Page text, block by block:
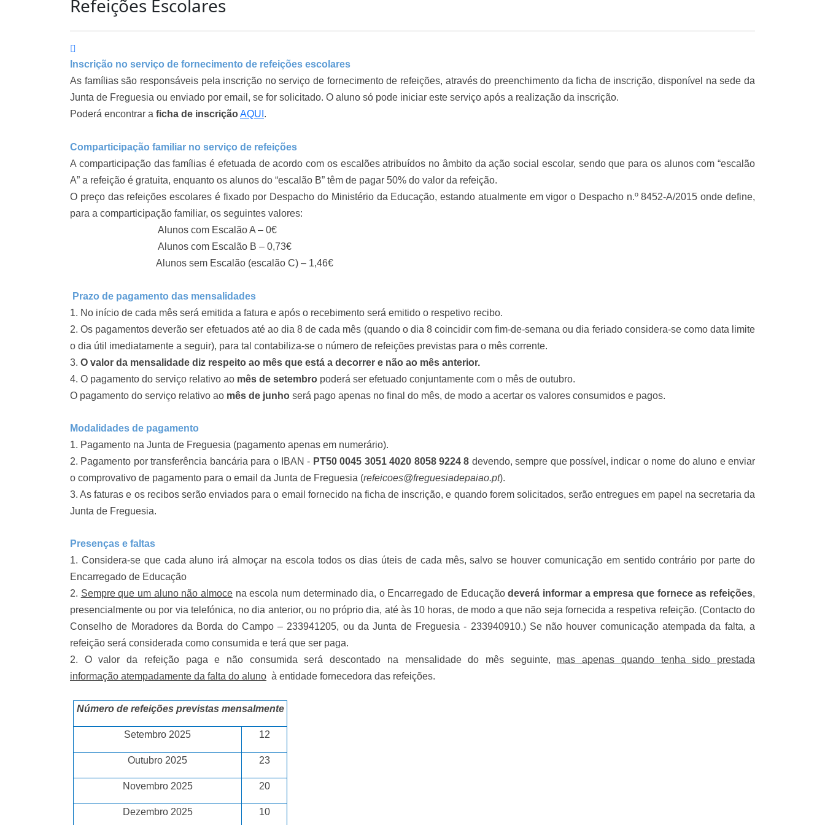
Refeições Escolares
Inscrição no serviço de fornecimento de refeições escolares
As famílias são responsáveis pela inscrição no serviço de fornecimento de refeições, através do preenchimento da ficha de inscrição, disponível na sede da
Junta de Freguesia ou enviado por email, se for solicitado. O aluno só pode iniciar este serviço após a realização da inscrição.
Poderá encontrar a ficha de inscriçãoAQUI .
Comparticipação familiar no serviço de refeições
A comparticipação das famílias é efetuada de acordo com os escalões atribuídos no âmbito da ação social escolar, sendo que para os alunos com “escalão
A” a refeição é gratuita, enquanto os alunos do “escalão B” têm de pagar 50% do valor da refeição.
O preço das refeições escolares é fixado por Despacho do Ministério da Educação, estando atualmente em vigor o Despacho n.º 8452-A/2015 onde define,
para a comparticipação familiar, os seguintes valores:
Alunos com Escalão A – 0€
Alunos com Escalão B – 0,73€
Alunos sem Escalão (escalão C) – 1,46€
Prazo de pagamento das mensalidades
1. No início de cada mês será emitida a fatura e após o recebimento será emitido o respetivo recibo.
2. Os pagamentos deverão ser efetuados até ao dia 8 de cada mês (quando o dia 8 coincidir com fim-de-semana ou dia feriado considera-se como data limite
o dia útil imediatamente a seguir), para tal contabiliza-se o número de refeições previstas para o mês corrente.
3. O valor da mensalidade diz respeito ao mês que está a decorrer e não ao mês anterior.
4. O pagamento do serviço relativo ao mês de setembro poderá ser efetuado conjuntamente com o mês de outubro.
O pagamento do serviço relativo ao mês de junho será pago apenas no final do mês, de modo a acertar os valores consumidos e pagos.
Modalidades de pagamento
1. Pagamento na Junta de Freguesia (pagamento apenas em numerário).
2. Pagamento por transferência bancária para o IBAN - PT50 0045 3051 4020 8058 9224 8 devendo, sempre que possível, indicar o nome do aluno e enviar
o comprovativo de pagamento para o email da Junta de Freguesia (refeicoes@freguesiadepaiao.pt).
3. As faturas e os recibos serão enviados para o email fornecido na ficha de inscrição, e quando forem solicitados, serão entregues em papel na secretaria da
Junta de Freguesia.
Presenças e faltas
1. Considera-se que cada aluno irá almoçar na escola todos os dias úteis de cada mês, salvo se houver comunicação em sentido contrário por parte do
Encarregado de Educação
2. Sempre que um aluno não almocena escola num determinado dia, o Encarregado de Educaçãodeverá informar a empresa que fornece as refeições,
presencialmente ou por via telefónica, no dia anterior, ou no próprio dia, até às 10 horas, de modo a que não seja fornecida a respetiva refeição. (Contacto do
Conselho de Moradores da Borda do Campo – 233941205, ou da Junta de Freguesia - 233940910.) Se não houver comunicação atempada da falta, a
refeição será considerada como consumida e terá que ser paga.
2. O valor da refeição paga e não consumida será descontado na mensalidade do mês seguinte, mas apenas quando tenha sido prestada
informação atempadamente da falta do aluno à entidade fornecedora das refeições.
Número de refeições previstas mensalmente
Setembro 2025 12
Outubro 2025 23
Novembro 2025 20
Dezembro 2025 10